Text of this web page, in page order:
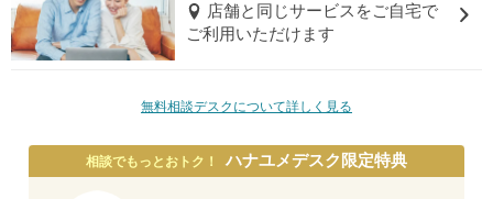
店舗と同じサービスをご自宅で
ご利用いただけます
無料相談デスクについて詳しく見る
相談でもっとおトク！ ハナユメデスク限定特典